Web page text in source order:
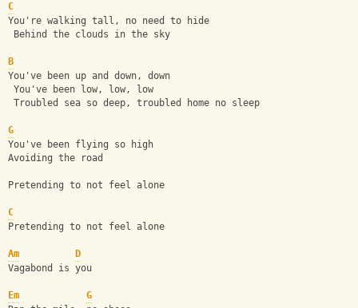
C
You're walking tall, no need to hide
Behind the clouds in the sky
B
You've been up and down, down
You've been low, low, low
Troubled sea so deep, troubled home no sleep
G
You've been flying so high
Avoiding the road
Pretending to not feel alone
C
Pretending to not feel alone
Am
D
Vagabond is you
Em
G